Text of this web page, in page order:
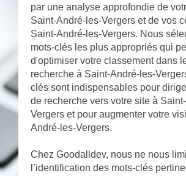
par une analyse approfondie de
Saint-André-les-Vergers et de vos
Saint-André-les-Vergers. Nous
mots-clés les plus appropriés qui
d'optimiser votre classement dans
recherche à Saint-André-les-
clés sont indispensables pour
de recherche vers votre site à
Vergers et pour augmenter votre
André-les-Vergers.
Chez Goodalldev, nous ne nous
l’identification des mots-clés